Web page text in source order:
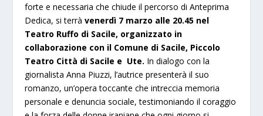
forte e necessaria che chiude il percorso di Anteprima
Dedica, si terràvenerdì 7 marzo alle 20.45 nel
Teatro Ruffo di Sacile, organizzato in
collaborazione con il Comune di Sacile, Piccolo
Teatro Città di Sacile e Ute. In dialogo con la
giornalista Anna Piuzzi, l’autrice presenterà il suo
romanzo, un’opera toccante che intreccia memoria
personale e denuncia sociale, testimoniando il coraggio